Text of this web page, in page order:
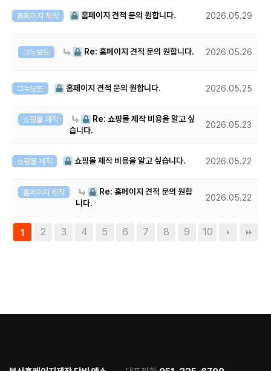
홈페이지 제작 홈페이지 견적 문의 원합니다. 2026.05.29
그누보드 Re: 홈페이지 견적 문의 원합니다. 2026.05.26
그누보드 홈페이지 견적 문의 원합니다. 2026.05.25
쇼핑몰 제작
Re: 쇼핑몰 제작 비용을 알고 싶
습니다.
2026.05.23
쇼핑몰 제작 쇼핑몰 제작 비용을 알고 싶습니다. 2026.05.22
홈페이지 제작
Re: 홈페이지 견적 문의 원합
니다.
2026.05.22
1 2 3 4 5 6 7 8 9 10